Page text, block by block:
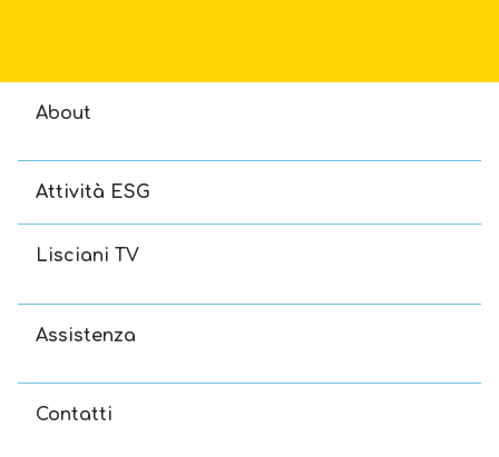
About
Attività ESG
Lisciani TV
Assistenza
Contatti